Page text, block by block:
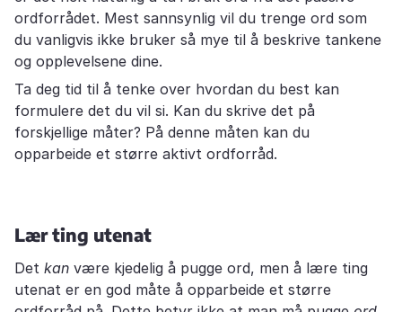
ordforrådet. Mest sannsynlig vil du trenge ord som
du vanligvis ikke bruker så mye til å beskrive tankene
og opplevelsene dine.
Ta deg tid til å tenke over hvordan du best kan
formulere det du vil si. Kan du skrive det på
forskjellige måter? På denne måten kan du
opparbeide et større aktivt ordforråd.
Lær ting utenat
Det kan være kjedelig å pugge ord, men å lære ting
utenat er en god måte å opparbeide et større